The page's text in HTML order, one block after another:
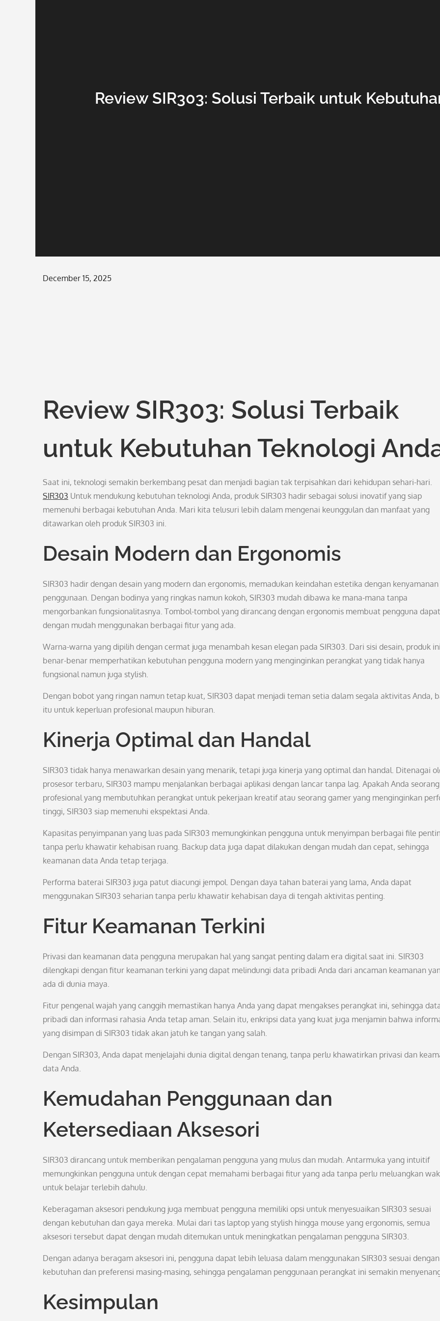
Review SIR303: Solusi Terbaik untuk
Posted
December 15, 2025
Review SIR303: Solusi Terbaik
untuk Kebutuhan Teknologi
Saat ini, teknologi semakin berkembang pesat dan menjadi bagian tak terpisahkan dari kehidupan sehari-hari.
SIR303 Untuk mendukung kebutuhan teknologi Anda, produk SIR303 hadir sebagai solusi inovatif yang siap
memenuhi berbagai kebutuhan Anda. Mari kita telusuri lebih dalam mengenai keunggulan dan manfaat yang
ditawarkan oleh produk SIR303 ini.
Desain Modern dan Ergonomis
SIR303 hadir dengan desain yang modern dan ergonomis, memadukan keindahan estetika dengan kenyamanan
penggunaan. Dengan bodinya yang ringkas namun kokoh, SIR303 mudah dibawa ke mana-mana tanpa
mengorbankan fungsionalitasnya. Tombol-tombol yang dirancang dengan ergonomis membuat pengguna dapat
dengan mudah menggunakan berbagai fitur yang ada.
Warna-warna yang dipilih dengan cermat juga menambah kesan elegan pada SIR303. Dari sisi desain, produk ini
benar-benar memperhatikan kebutuhan pengguna modern yang menginginkan perangkat yang tidak hanya
fungsional namun juga stylish.
Dengan bobot yang ringan namun tetap kuat, SIR303 dapat menjadi teman setia dalam segala aktivitas Anda,
itu untuk keperluan profesional maupun hiburan.
Kinerja Optimal dan Handal
SIR303 tidak hanya menawarkan desain yang menarik, tetapi juga kinerja yang optimal dan handal. Ditenagai
prosesor terbaru, SIR303 mampu menjalankan berbagai aplikasi dengan lancar tanpa lag. Apakah Anda seorang
profesional yang membutuhkan perangkat untuk pekerjaan kreatif atau seorang gamer yang menginginkan
tinggi, SIR303 siap memenuhi ekspektasi Anda.
Kapasitas penyimpanan yang luas pada SIR303 memungkinkan pengguna untuk menyimpan berbagai file
tanpa perlu khawatir kehabisan ruang. Backup data juga dapat dilakukan dengan mudah dan cepat, sehingga
keamanan data Anda tetap terjaga.
Performa baterai SIR303 juga patut diacungi jempol. Dengan daya tahan baterai yang lama, Anda dapat
menggunakan SIR303 seharian tanpa perlu khawatir kehabisan daya di tengah aktivitas penting.
Fitur Keamanan Terkini
Privasi dan keamanan data pengguna merupakan hal yang sangat penting dalam era digital saat ini. SIR303
dilengkapi dengan fitur keamanan terkini yang dapat melindungi data pribadi Anda dari ancaman keamanan
ada di dunia maya.
Fitur pengenal wajah yang canggih memastikan hanya Anda yang dapat mengakses perangkat ini, sehingga
pribadi dan informasi rahasia Anda tetap aman. Selain itu, enkripsi data yang kuat juga menjamin bahwa
yang disimpan di SIR303 tidak akan jatuh ke tangan yang salah.
Dengan SIR303, Anda dapat menjelajahi dunia digital dengan tenang, tanpa perlu khawatirkan privasi dan
data Anda.
Kemudahan Penggunaan dan
Ketersediaan Aksesori
SIR303 dirancang untuk memberikan pengalaman pengguna yang mulus dan mudah. Antarmuka yang intuitif
memungkinkan pengguna untuk dengan cepat memahami berbagai fitur yang ada tanpa perlu meluangkan
untuk belajar terlebih dahulu.
Keberagaman aksesori pendukung juga membuat pengguna memiliki opsi untuk menyesuaikan SIR303 sesuai
dengan kebutuhan dan gaya mereka. Mulai dari tas laptop yang stylish hingga mouse yang ergonomis, semua
aksesori tersebut dapat dengan mudah ditemukan untuk meningkatkan pengalaman pengguna SIR303.
Dengan adanya beragam aksesori ini, pengguna dapat lebih leluasa dalam menggunakan SIR303 sesuai dengan
kebutuhan dan preferensi masing-masing, sehingga pengalaman penggunaan perangkat ini semakin
Kesimpulan